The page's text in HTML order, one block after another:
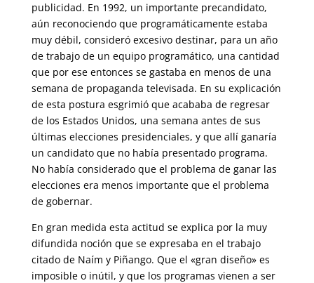
publicidad. En 1992, un importante precandidato,
aún reconociendo que programáticamente estaba
muy débil, consideró excesivo destinar, para un año
de trabajo de un equipo programático, una cantidad
que por ese entonces se gastaba en menos de una
semana de propaganda televisada. En su explicación
de esta postura esgrimió que acababa de regresar
de los Estados Unidos, una semana antes de sus
últimas elecciones presidenciales, y que allí ganaría
un candidato que no había presentado programa.
No había considerado que el problema de ganar las
elecciones era menos importante que el problema
de gobernar.
En gran medida esta actitud se explica por la muy
difundida noción que se expresaba en el trabajo
citado de Naím y Piñango. Que el «gran diseño» es
imposible o inútil, y que los programas vienen a ser